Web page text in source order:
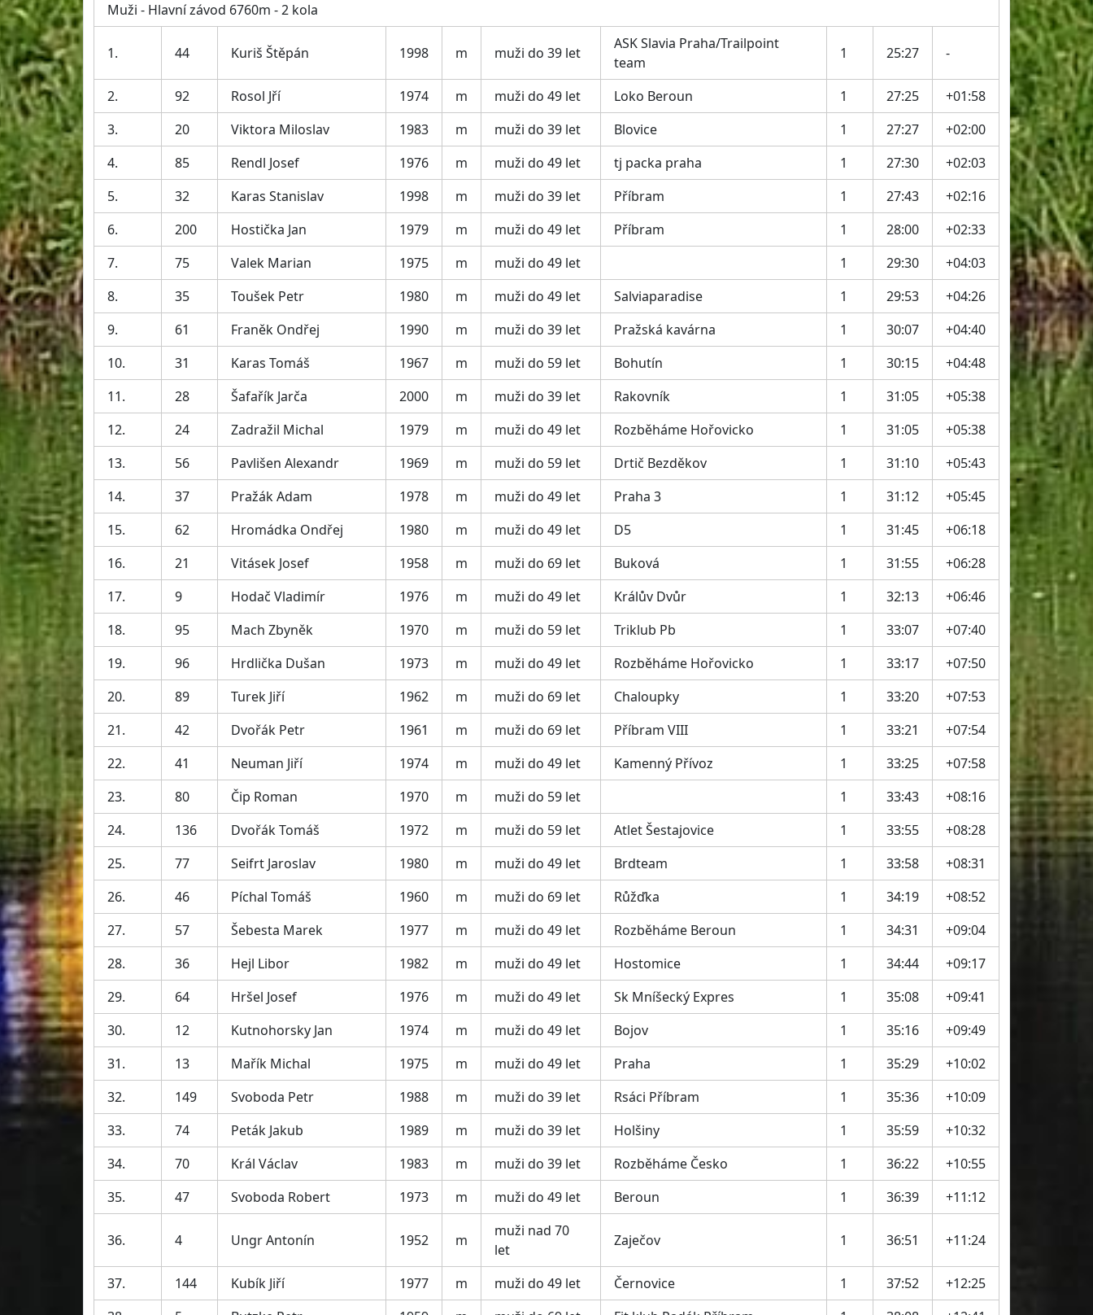
Muži - Hlavní závod 6760m - 2 kola
1. 44 Kuriš Štěpán 1998 m muži do 39 let
ASK Slavia Praha/Trailpoint
team
1 25:27 -
2. 92 Rosol Jří 1974 m muži do 49 let Loko Beroun 1 27:25
+01:58
3.
20 Viktora Miloslav 1983 m muži do 39 let Blovice 1 27:27
+02:00
4.
85 Rendl Josef 1976 m muži do 49 let tj packa praha 1 27:30
+02:03
5.
32 Karas Stanislav 1998 m muži do 39 let Příbram 1 27:43
+02:16
6.
200 Hostička Jan 1979 m muži do 49 let Příbram 1 28:00
+02:33
7.
75 Valek Marian 1975 m muži do 49 let 1 29:30
+04:03
8.
35 Toušek Petr 1980 m muži do 49 let Salviaparadise 1 29:53
+04:26
9.
61 Franěk Ondřej 1990 m muži do 39 let Pražská kavárna 1 30:07
+04:40
10.
31 Karas Tomáš 1967 m muži do 59 let Bohutín 1 30:15
+04:48
11.
28 Šafařík Jarča 2000 m muži do 39 let Rakovník 1 31:05
+05:38
12.
24 Zadražil Michal 1979 m muži do 49 let Rozběháme Hořovicko 1 31:05
+05:38
13.
56 Pavlišen Alexandr 1969 m muži do 59 let Drtič Bezděkov 1 31:10
+05:43
14.
37 Pražák Adam 1978 m muži do 49 let Praha 3 1 31:12
+05:45
15.
62 Hromádka Ondřej 1980 m muži do 49 let D5 1 31:45
+06:18
16.
21 Vitásek Josef 1958 m muži do 69 let Buková 1 31:55
+06:28
17.
9 Hodač Vladimír 1976 m muži do 49 let Králův Dvůr 1 32:13
+06:46
18.
95 Mach Zbyněk 1970 m muži do 59 let Triklub Pb 1 33:07
+07:40
19.
96 Hrdlička Dušan 1973 m muži do 49 let Rozběháme Hořovicko 1 33:17
+07:50
20.
89 Turek Jiří 1962 m muži do 69 let Chaloupky 1 33:20
+07:53
21.
42 Dvořák Petr 1961 m muži do 69 let Příbram VIII 1 33:21
+07:54
22.
41 Neuman Jiří 1974 m muži do 49 let Kamenný Přívoz 1 33:25
+07:58
23.
80 Čip Roman 1970 m muži do 59 let 1 33:43
+08:16
24.
136 Dvořák Tomáš 1972 m muži do 59 let Atlet Šestajovice 1 33:55
+08:28
25.
77 Seifrt Jaroslav 1980 m muži do 49 let Brdteam 1 33:58
+08:31
26.
46 Píchal Tomáš 1960 m muži do 69 let Růžďka 1 34:19
+08:52
27.
57 Šebesta Marek 1977 m muži do 49 let Rozběháme Beroun 1 34:31
+09:04
28.
36 Hejl Libor 1982 m muži do 49 let Hostomice 1 34:44
+09:17
29.
64 Hršel Josef 1976 m muži do 49 let Sk Mníšecký Expres 1 35:08
+09:41
30.
12 Kutnohorsky Jan 1974 m muži do 49 let Bojov 1 35:16
+09:49
31.
13 Mařík Michal 1975 m muži do 49 let Praha 1 35:29
+10:02
32.
149 Svoboda Petr 1988 m muži do 39 let Rsáci Příbram 1 35:36
+10:09
33.
74 Peták Jakub 1989 m muži do 39 let Holšiny 1 35:59
+10:32
34.
70 Král Václav 1983 m muži do 39 let Rozběháme Česko 1 36:22
+10:55
35.
47 Svoboda Robert 1973 m muži do 49 let Beroun 1 36:39 +11:12
36. 4 Ungr Antonín 1952 m
muži nad 70
let
Zaječov 1 36:51 +11:24
37. 144 Kubík Jiří 1977 m muži do 49 let Černovice 1 37:52
+12:25